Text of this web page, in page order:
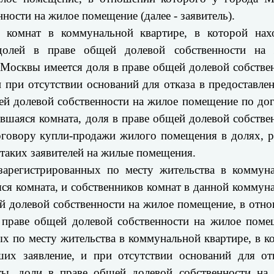
на жилое помещение (далее - заявитель).
в коммунальной квартире, в которой
в праве общей долевой собственности на
имеется доля в праве общей долевой
отсутствии оснований для отказа в
долевой собственности на жилое помещение по
комната, доля в праве общей долевой
купли-продажи жилого помещения в долях,
заявителей на жилые помещения.
по месту жительства в
комната, и собственников комнат в данной
долевой собственности на жилое помещение, в
общей долевой собственности на жилое
по месту жительства в коммунальной квартире, в
заявление, и при отсутствии оснований для